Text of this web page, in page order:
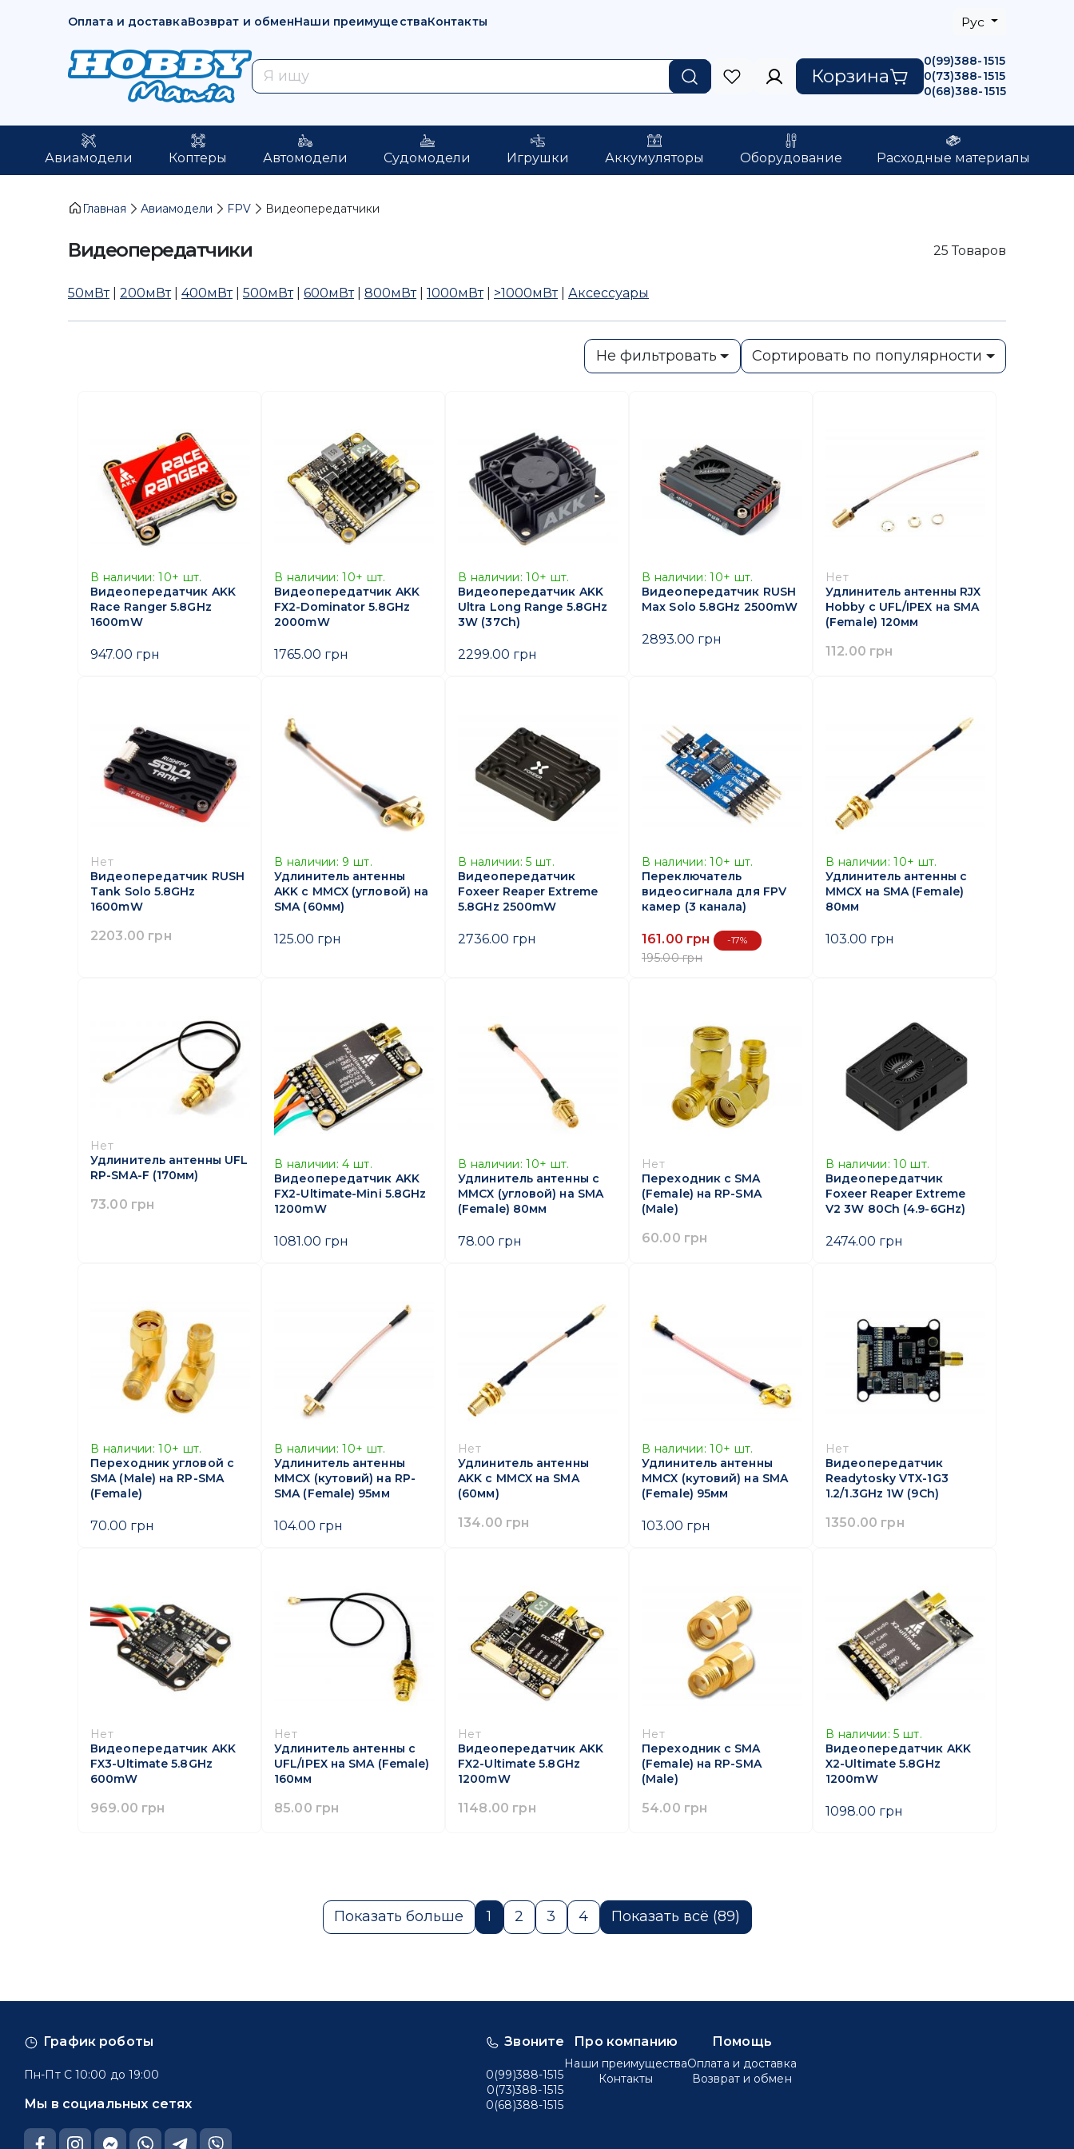
Оплата и доставкаВозврат и обменНаши преимуществаКонтакты Рус
Корзина
0(99)388-1515
0(73)388-1515
0(68)388-1515
Авиамодели Коптеры Автомодели Судомодели Игрушки Аккумуляторы Оборудование Расходные материалы
Главная Авиамодели FPV Видеопередатчики
Видеопередатчики 25 Товаров
50мВт| 200мВт| 400мВт| 500мВт| 600мВт| 800мВт| 1000мВт| >1000мВт| Аксессуары
Не фильтровать Сортировать по популярности
В наличии: 10+ шт.
Видеопередатчик AKK
Race Ranger 5.8GHz
1600mW
947.00 грн
В наличии: 10+ шт.
Видеопередатчик AKK
FX2-Dominator 5.8GHz
2000mW
1765.00 грн
В наличии: 10+ шт.
Видеопередатчик AKK
Ultra Long Range 5.8GHz
3W (37Ch)
2299.00 грн
В наличии: 10+ шт.
Видеопередатчик RUSH
Max Solo 5.8GHz 2500mW
2893.00 грн
Нет
Удлинитель антенны RJX
Hobby с UFL/IPEX на SMA
(Female) 120мм
112.00 грн
Нет
Видеопередатчик RUSH
Tank Solo 5.8GHz
1600mW
2203.00 грн
В наличии: 9 шт.
Удлинитель антенны
AKK с MMCX (угловой) на
SMA (60мм)
125.00 грн
В наличии: 5 шт.
Видеопередатчик
Foxeer Reaper Extreme
5.8GHz 2500mW
2736.00 грн
В наличии: 10+ шт.
Переключатель
видеосигнала для FPV
камер (3 канала)
161.00 грн -17%
195.00 грн
В наличии: 10+ шт.
Удлинитель антенны с
MMCX на SMA (Female)
80мм
103.00 грн
Нет
Удлинитель антенны UFL
RP-SMA-F (170мм)
73.00 грн
В наличии: 4 шт.
Видеопередатчик AKK
FX2-Ultimate-Mini 5.8GHz
1200mW
1081.00 грн
В наличии: 10+ шт.
Удлинитель антенны с
MMCX (угловой) на SMA
(Female) 80мм
78.00 грн
Нет
Переходник с SMA
(Female) на RP-SMA
(Male)
60.00 грн
В наличии: 10 шт.
Видеопередатчик
Foxeer Reaper Extreme
V2 3W 80Ch (4.9-6GHz)
2474.00 грн
В наличии: 10+ шт.
Переходник угловой с
SMA (Male) на RP-SMA
(Female)
70.00 грн
В наличии: 10+ шт.
Удлинитель антенны
MMCX (кутовий) на RP-
SMA (Female) 95мм
104.00 грн
Нет
Удлинитель антенны
AKK с MMCX на SMA
(60мм)
134.00 грн
В наличии: 10+ шт.
Удлинитель антенны
MMCX (кутовий) на SMA
(Female) 95мм
103.00 грн
Нет
Видеопередатчик
Readytosky VTX-1G3
1.2/1.3GHz 1W (9Ch)
1350.00 грн
Нет
Видеопередатчик AKK
FX3-Ultimate 5.8GHz
600mW
969.00 грн
Нет
Удлинитель антенны c
UFL/IPEX на SMA (Female)
160мм
85.00 грн
Нет
Видеопередатчик AKK
FX2-Ultimate 5.8GHz
1200mW
1148.00 грн
Нет
Переходник с SMA
(Female) на RP-SMA
(Male)
54.00 грн
В наличии: 5 шт.
Видеопередатчик AKK
X2-Ultimate 5.8GHz
1200mW
1098.00 грн
Показать больше 1 2 3 4 Показать всё (89)
График роботы
Пн-Пт С 10:00 до 19:00
Мы в социальных сетях
Звоните
0(99)388-1515
0(73)388-1515
0(68)388-1515
Про компанию
Наши преимущества
Контакты
Помощь
Оплата и доставка
Возврат и обмен